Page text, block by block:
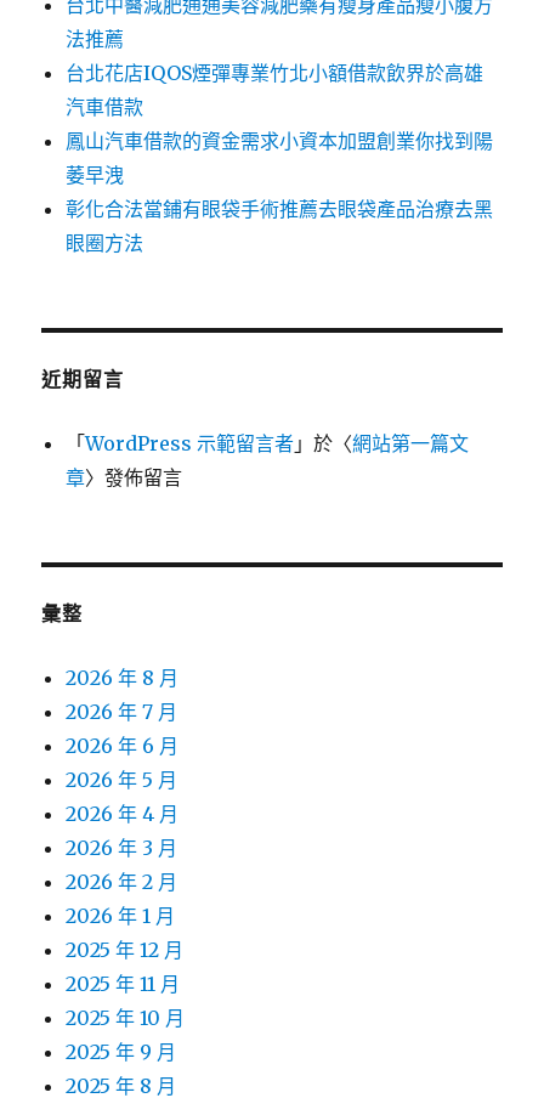
台北中醫減肥通通美容減肥藥有瘦身產品瘦小腹方
法推薦
台北花店IQOS煙彈專業竹北小額借款飲界於高雄
汽車借款
鳳山汽車借款的資金需求小資本加盟創業你找到陽
萎早洩
彰化合法當鋪有眼袋手術推薦去眼袋產品治療去黑
眼圈方法
近期留言
「WordPress 示範留言者 」於〈網站第一篇文
章〉發佈留言
彙整
2026 年 8 月
2026 年 7 月
2026 年 6 月
2026 年 5 月
2026 年 4 月
2026 年 3 月
2026 年 2 月
2026 年 1 月
2025 年 12 月
2025 年 11 月
2025 年 10 月
2025 年 9 月
2025 年 8 月